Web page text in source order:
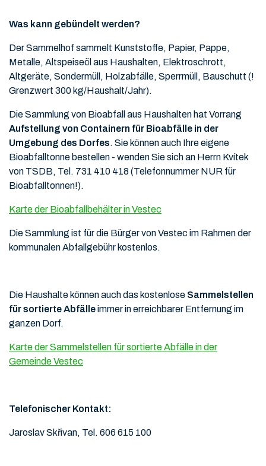
Was kann gebündelt werden?
Der Sammelhof sammelt Kunststoffe, Papier, Pappe,
Metalle, Altspeiseöl aus Haushalten, Elektroschrott,
Altgeräte, Sondermüll, Holzabfälle, Sperrmüll, Bauschutt (!
Grenzwert 300 kg/Haushalt/Jahr).
Die Sammlung von Bioabfall aus Haushalten hat Vorrang
Aufstellung von Containern für Bioabfälle in der
Umgebung des Dorfes. Sie können auch Ihre eigene
Bioabfalltonne bestellen - wenden Sie sich an Herrn Kvítek
von TSDB, Tel. 731 410 418 (Telefonnummer NUR für
Bioabfalltonnen!).
Karte der Bioabfallbehälter in Vestec
Die Sammlung ist für die Bürger von Vestec im Rahmen der
kommunalen Abfallgebühr kostenlos.
Die Haushalte können auch das kostenlose Sammelstellen
für sortierte Abfälleimmer in erreichbarer Entfernung im
ganzen Dorf.
Karte der Sammelstellen für sortierte Abfälle in der
Gemeinde Vestec
Telefonischer Kontakt:
Jaroslav Skřivan, Tel. 606 615 100